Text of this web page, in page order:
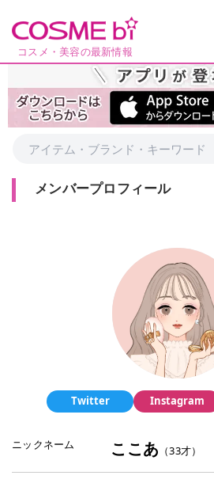
コスメ・美容の最新情報
メンバープロフィール
Twitter Instagram
ニックネーム ここあ （33才）